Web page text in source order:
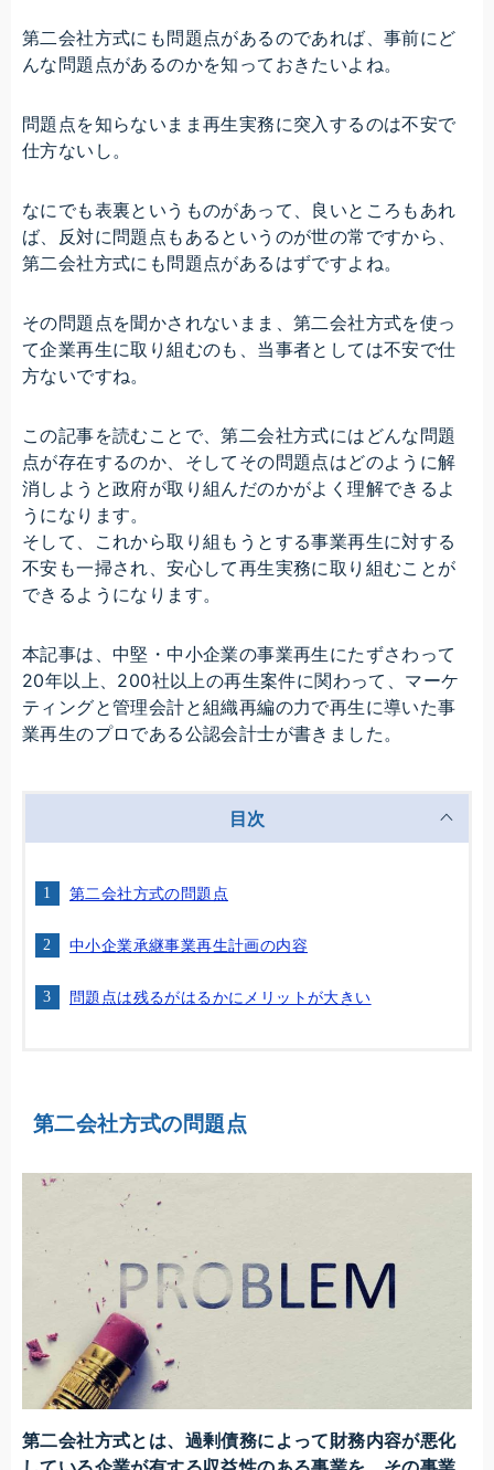
第二会社方式にも問題点があるのであれば、事前にど
んな問題点があるのかを知っておきたいよね。
問題点を知らないまま再生実務に突入するのは不安で
仕方ないし。
なにでも表裏というものがあって、良いところもあれ
ば、反対に問題点もあるというのが世の常ですから、
第二会社方式にも問題点があるはずですよね。
その問題点を聞かされないまま、第二会社方式を使っ
て企業再生に取り組むのも、当事者としては不安で仕
方ないですね。
この記事を読むことで、第二会社方式にはどんな問題
点が存在するのか、そしてその問題点はどのように解
消しようと政府が取り組んだのかがよく理解できるよ
うになります。
そして、これから取り組もうとする事業再生に対する
不安も一掃され、安心して再生実務に取り組むことが
できるようになります。
本記事は、中堅・中小企業の事業再生にたずさわって
20年以上、200社以上の再生案件に関わって、マーケ
ティングと管理会計と組織再編の力で再生に導いた事
業再生のプロである公認会計士が書きました。
目次
第二会社方式の問題点
中小企業承継事業再生計画の内容
問題点は残るがはるかにメリットが大きい
第二会社方式の問題点
第二会社方式とは、過剰債務によって財務内容が悪化